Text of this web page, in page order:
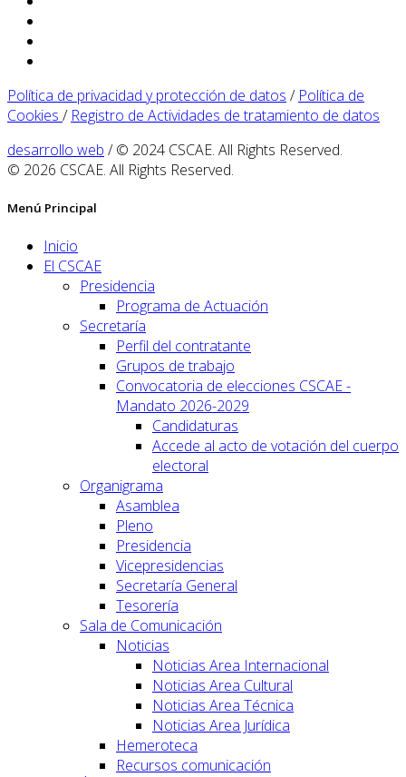
Política de privacidad y protección de datos / Política de
Cookies / Registro de Actividades de tratamiento de datos
desarrollo web / © 2024 CSCAE. All Rights Reserved.
© 2026 CSCAE. All Rights Reserved.
Menú Principal
Inicio
El CSCAE
Presidencia
Programa de Actuación
Secretaría
Perfil del contratante
Grupos de trabajo
Convocatoria de elecciones CSCAE -
Mandato 2026-2029
Candidaturas
Accede al acto de votación del cuerpo
electoral
Organigrama
Asamblea
Pleno
Presidencia
Vicepresidencias
Secretaría General
Tesorería
Sala de Comunicación
Noticias
Noticias Area Internacional
Noticias Area Cultural
Noticias Area Técnica
Noticias Area Jurídica
Hemeroteca
Recursos comunicación